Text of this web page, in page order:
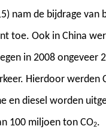
nam de bijdrage
toe. Ook in China
in 2008 ongeveer
Hierdoor werden
en diesel worden
100 miljoen ton CO2.